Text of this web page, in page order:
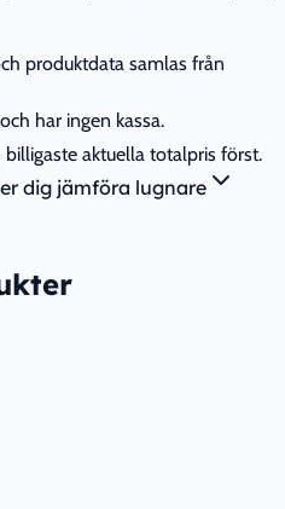
produktdata samlas från
har ingen kassa.
aktuella totalpris först.
dig jämföra lugnare